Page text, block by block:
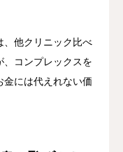
、他クリニック比べ
、コンプレックスを
金には代えれない価